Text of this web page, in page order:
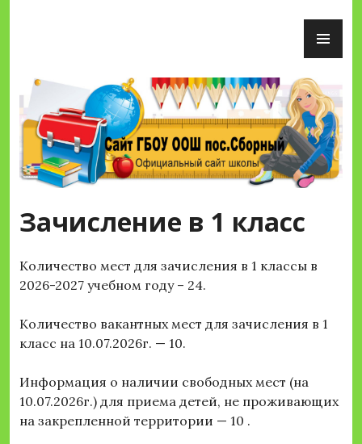
Сайт ГБОУ ООШ пос.Сборный
Зачисление в 1 класс
Количество мест для зачисления в 1 классы в
2026-2027 учебном году – 24.
Количество вакантных мест для зачисления в 1
класс на 10.07.2026г. — 10.
Информация о наличии свободных мест (на
10.07.2026г.) для приема детей, не проживающих
на закрепленной территории — 10 .